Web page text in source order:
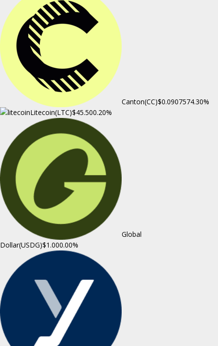
Canton(CC)$0.0907574.30%
Litecoin(LTC)$45.500.20%
Global
Dollar(USDG)$1.000.00%